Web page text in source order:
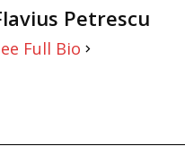
Petrescu
Full Bio